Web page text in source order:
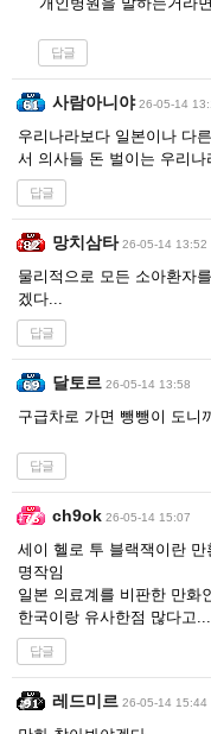
답글
사람아니야 26-05-14
우리나라보다 일본이나 다
서 의사들 돈 벌이는 우리나
답글
망치삼타 26-05-14 13:52
물리적으로 모든 소아환자
겠다...
답글
달토르 26-05-14 13:58
구급차로 가면 뺑뺑이 도니
답글
ch9ok 26-05-14 15:07
세이 헬로 투 블랙잭이란 만
명작임
일본 의료계를 비판한 만화
한국이랑 유사한점 많다고...
답글
레드미르 26-05-14 15:44